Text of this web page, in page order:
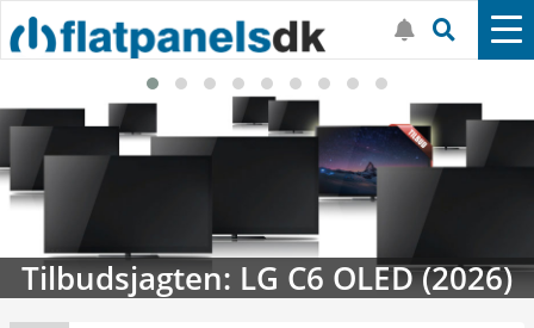
Tilbudsjagten: LG C6 OLED (2026)